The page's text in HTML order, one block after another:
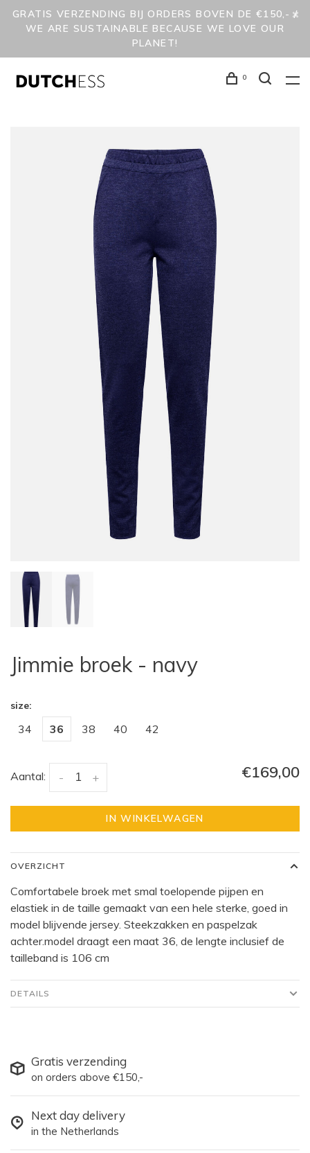
GRATIS VERZENDING BIJ ORDERS BOVEN DE €150,- /
WE ARE SUSTAINABLE BECAUSE WE LOVE OUR
PLANET!
0
Jimmie broek - navy
size:
34 36 38 40 42
Aantal: +
- €169,00
IN WINKELWAGEN
OVERZICHT
Comfortabele broek met smal toelopende pijpen en
elastiek in de taille gemaakt van een hele sterke, goed in
model blijvende jersey. Steekzakken en paspelzak
achter.model draagt een maat 36, de lengte inclusief de
tailleband is 106 cm
DETAILS
Gratis verzending
on orders above €150,-
Next day delivery
in the Netherlands